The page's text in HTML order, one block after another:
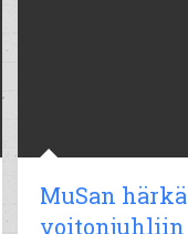
MuSan
voitonjuhliin